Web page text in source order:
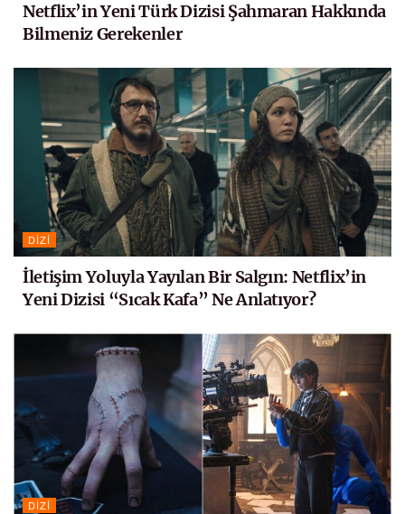
Netflix’in Yeni Türk Dizisi Şahmaran Hakkında
Bilmeniz Gerekenler
DIZI
İletişim Yoluyla Yayılan Bir Salgın: Netflix’in
Yeni Dizisi “Sıcak Kafa” Ne Anlatıyor?
DIZI